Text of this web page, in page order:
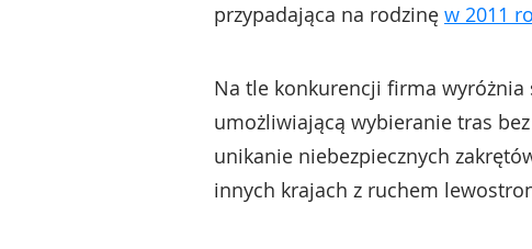
przypadająca na rodzinę w 2011
Na tle konkurencji firma wyróżnia
umożliwiającą wybieranie tras
unikanie niebezpiecznych
innych krajach z ruchem